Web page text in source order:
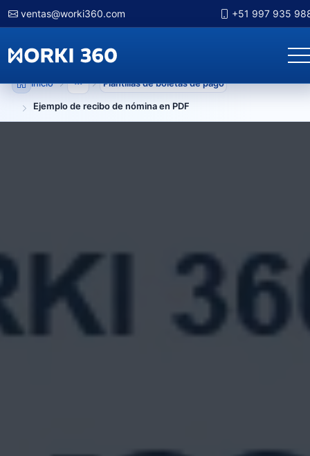
ventas@worki360.com +51 997 935
Inicio Mostrar niveles anteriores
Plantillas de boletas de pago
Ejemplo de recibo de nómina en PDF